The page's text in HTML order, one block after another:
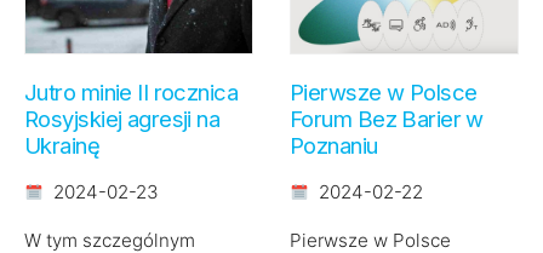
Jutro minie II rocznica
Rosyjskiej agresji na
Ukrainę
2024-02-23
W tym szczególnym
Pierwsze w Polsce
Forum Bez Barier w
Poznaniu
2024-02-22
Pierwsze w Polsce